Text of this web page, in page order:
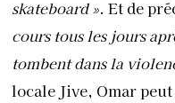
Aller au charbon
Après le Brésil, Omar
Thaïlande et rejoint